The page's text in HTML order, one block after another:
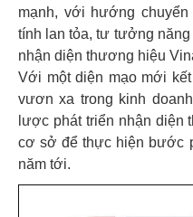
mạnh, với hướng
tính lan tỏa, tư tưởng
nhận diện thương hiệu
Với một diện mạo mới
vươn xa trong kinh
lược phát triển nhận diện
cơ sở để thực hiện bước
năm tới.